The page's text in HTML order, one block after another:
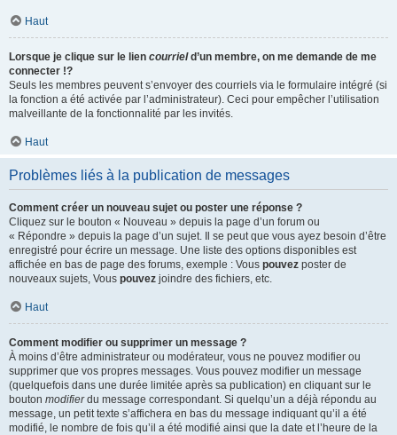
Haut
Lorsque je clique sur le lien courrield’un membre, on me demande de me
connecter !?
Seuls les membres peuvent s’envoyer des courriels via le formulaire intégré (si
la fonction a été activée par l’administrateur). Ceci pour empêcher l’utilisation
malveillante de la fonctionnalité par les invités.
Haut
Problèmes liés à la publication de messages
Comment créer un nouveau sujet ou poster une réponse ?
Cliquez sur le bouton « Nouveau » depuis la page d’un forum ou
« Répondre » depuis la page d’un sujet. Il se peut que vous ayez besoin d’être
enregistré pour écrire un message. Une liste des options disponibles est
affichée en bas de page des forums, exemple : Vous pouvez poster de
nouveaux sujets, Vous pouvez joindre des fichiers, etc.
Haut
Comment modifier ou supprimer un message ?
À moins d’être administrateur ou modérateur, vous ne pouvez modifier ou
supprimer que vos propres messages. Vous pouvez modifier un message
(quelquefois dans une durée limitée après sa publication) en cliquant sur le
bouton modifierdu message correspondant. Si quelqu’un a déjà répondu au
message, un petit texte s’affichera en bas du message indiquant qu’il a été
modifié, le nombre de fois qu’il a été modifié ainsi que la date et l’heure de la